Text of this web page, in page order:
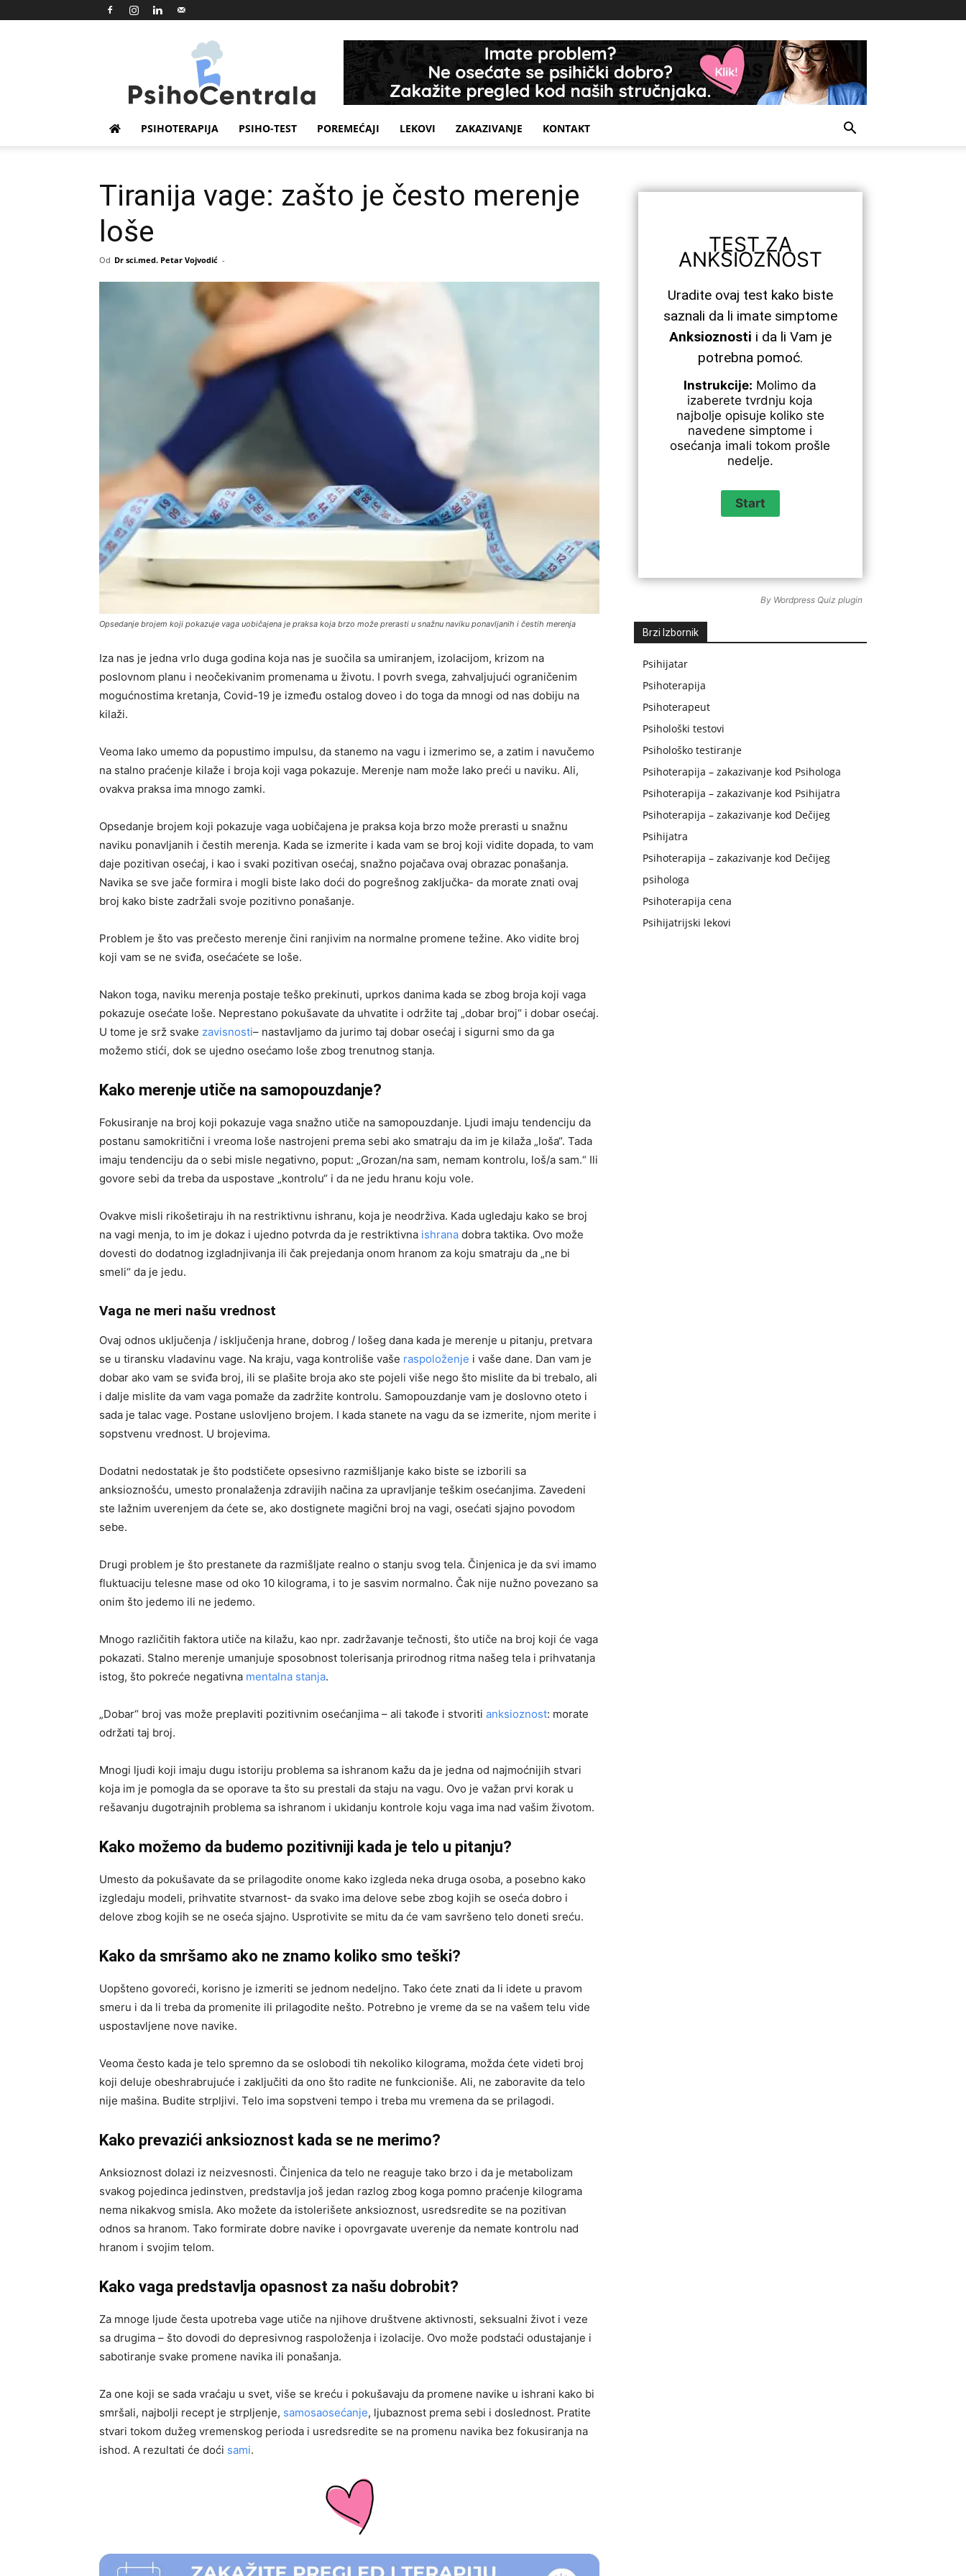
Psihocentrala
PSIHOTERAPIJA PSIHO-TEST POREMEĆAJI LEKOVI ZAKAZIVANJE KONTAKT
Tiranija vage: zašto je često merenje
loše
Od Dr sci.med. Petar Vojvodić -
Opsedanje brojem koji pokazuje vaga uobičajena je praksa koja brzo može prerasti u snažnu naviku ponavljanih i čestih merenja
Iza nas je jedna vrlo duga godina koja nas je suočila sa umiranjem, izolacijom, krizom na
poslovnom planu i neočekivanim promenama u životu. I povrh svega, zahvaljujući ograničenim
mogućnostima kretanja, Covid-19 je između ostalog doveo i do toga da mnogi od nas dobiju na
kilaži.
Veoma lako umemo da popustimo impulsu, da stanemo na vagu i izmerimo se, a zatim i navučemo
na stalno praćenje kilaže i broja koji vaga pokazuje. Merenje nam može lako preći u naviku. Ali,
ovakva praksa ima mnogo zamki.
Opsedanje brojem koji pokazuje vaga uobičajena je praksa koja brzo može prerasti u snažnu
naviku ponavljanih i čestih merenja. Kada se izmerite i kada vam se broj koji vidite dopada, to vam
daje pozitivan osećaj, i kao i svaki pozitivan osećaj, snažno pojačava ovaj obrazac ponašanja.
Navika se sve jače formira i mogli biste lako doći do pogrešnog zaključka- da morate znati ovaj
broj kako biste zadržali svoje pozitivno ponašanje.
Problem je što vas prečesto merenje čini ranjivim na normalne promene težine. Ako vidite broj
koji vam se ne sviđa, osećaćete se loše.
Nakon toga, naviku merenja postaje teško prekinuti, uprkos danima kada se zbog broja koji vaga
pokazuje osećate loše. Neprestano pokušavate da uhvatite i održite taj „dobar broj“ i dobar osećaj.
U tome je srž svake zavisnosti– nastavljamo da jurimo taj dobar osećaj i sigurni smo da ga
možemo stići, dok se ujedno osećamo loše zbog trenutnog stanja.
Kako merenje utiče na samopouzdanje?
Fokusiranje na broj koji pokazuje vaga snažno utiče na samopouzdanje. Ljudi imaju tendenciju da
postanu samokritični i vreoma loše nastrojeni prema sebi ako smatraju da im je kilaža „loša“. Tada
imaju tendenciju da o sebi misle negativno, poput: „Grozan/na sam, nemam kontrolu, loš/a sam.“ Ili
govore sebi da treba da uspostave „kontrolu“ i da ne jedu hranu koju vole.
Ovakve misli rikošetiraju ih na restriktivnu ishranu, koja je neodrživa. Kada ugledaju kako se broj
na vagi menja, to im je dokaz i ujedno potvrda da je restriktivna ishrana dobra taktika. Ovo može
dovesti do dodatnog izgladnjivanja ili čak prejedanja onom hranom za koju smatraju da „ne bi
smeli“ da je jedu.
Vaga ne meri našu vrednost
Ovaj odnos uključenja / isključenja hrane, dobrog / lošeg dana kada je merenje u pitanju, pretvara
se u tiransku vladavinu vage. Na kraju, vaga kontroliše vaše raspoloženje i vaše dane. Dan vam je
dobar ako vam se sviđa broj, ili se plašite broja ako ste pojeli više nego što mislite da bi trebalo, ali
i dalje mislite da vam vaga pomaže da zadržite kontrolu. Samopouzdanje vam je doslovno oteto i
sada je talac vage. Postane uslovljeno brojem. I kada stanete na vagu da se izmerite, njom merite i
sopstvenu vrednost. U brojevima.
Dodatni nedostatak je što podstičete opsesivno razmišljanje kako biste se izborili sa
anksioznošću, umesto pronalaženja zdravijih načina za upravljanje teškim osećanjima. Zavedeni
ste lažnim uverenjem da ćete se, ako dostignete magični broj na vagi, osećati sjajno povodom
sebe.
Drugi problem je što prestanete da razmišljate realno o stanju svog tela. Činjenica je da svi imamo
fluktuaciju telesne mase od oko 10 kilograma, i to je sasvim normalno. Čak nije nužno povezano sa
onim što jedemo ili ne jedemo.
Mnogo različitih faktora utiče na kilažu, kao npr. zadržavanje tečnosti, što utiče na broj koji će vaga
pokazati. Stalno merenje umanjuje sposobnost tolerisanja prirodnog ritma našeg tela i prihvatanja
istog, što pokreće negativna mentalna stanja.
„Dobar“ broj vas može preplaviti pozitivnim osećanjima – ali takođe i stvoriti anksioznost: morate
održati taj broj.
Mnogi ljudi koji imaju dugu istoriju problema sa ishranom kažu da je jedna od najmoćnijih stvari
koja im je pomogla da se oporave ta što su prestali da staju na vagu. Ovo je važan prvi korak u
rešavanju dugotrajnih problema sa ishranom i ukidanju kontrole koju vaga ima nad vašim životom.
Kako možemo da budemo pozitivniji kada je telo u pitanju?
Umesto da pokušavate da se prilagodite onome kako izgleda neka druga osoba, a posebno kako
izgledaju modeli, prihvatite stvarnost- da svako ima delove sebe zbog kojih se oseća dobro i
delove zbog kojih se ne oseća sjajno. Usprotivite se mitu da će vam savršeno telo doneti sreću.
Kako da smršamo ako ne znamo koliko smo teški?
Uopšteno govoreći, korisno je izmeriti se jednom nedeljno. Tako ćete znati da li idete u pravom
smeru i da li treba da promenite ili prilagodite nešto. Potrebno je vreme da se na vašem telu vide
uspostavljene nove navike.
Veoma često kada je telo spremno da se oslobodi tih nekoliko kilograma, možda ćete videti broj
koji deluje obeshrabrujuće i zaključiti da ono što radite ne funkcioniše. Ali, ne zaboravite da telo
nije mašina. Budite strpljivi. Telo ima sopstveni tempo i treba mu vremena da se prilagodi.
Kako prevazići anksioznost kada se ne merimo?
Anksioznost dolazi iz neizvesnosti. Činjenica da telo ne reaguje tako brzo i da je metabolizam
svakog pojedinca jedinstven, predstavlja još jedan razlog zbog koga pomno praćenje kilograma
nema nikakvog smisla. Ako možete da istolerišete anksioznost, usredsredite se na pozitivan
odnos sa hranom. Tako formirate dobre navike i opovrgavate uverenje da nemate kontrolu nad
hranom i svojim telom.
Kako vaga predstavlja opasnost za našu dobrobit?
Za mnoge ljude česta upotreba vage utiče na njihove društvene aktivnosti, seksualni život i veze
sa drugima – što dovodi do depresivnog raspoloženja i izolacije. Ovo može podstaći odustajanje i
sabotiranje svake promene navika ili ponašanja.
Za one koji se sada vraćaju u svet, više se kreću i pokušavaju da promene navike u ishrani kako bi
smršali, najbolji recept je strpljenje, samosaosećanje, ljubaznost prema sebi i doslednost. Pratite
stvari tokom dužeg vremenskog perioda i usredsredite se na promenu navika bez fokusiranja na
ishod. A rezultati će doći sami.
TEST ZA
ANKSIOZNOST
Uradite ovaj test kako biste
saznali da li imate simptome
Anksioznosti i da li Vam je
potrebna pomoć.
Instrukcije: Molimo da
izaberete tvrdnju koja
najbolje opisuje koliko ste
navedene simptome i
osećanja imali tokom prošle
nedelje.
By Wordpress Quiz plugin
Brzi Izbornik
Psihijatar
Psihoterapija
Psihoterapeut
Psihološki testovi
Psihološko testiranje
Psihoterapija – zakazivanje kod Psihologa
Psihoterapija – zakazivanje kod Psihijatra
Psihoterapija – zakazivanje kod Dečijeg
Psihijatra
Psihoterapija – zakazivanje kod Dečijeg
psihologa
Psihoterapija cena
Psihijatrijski lekovi